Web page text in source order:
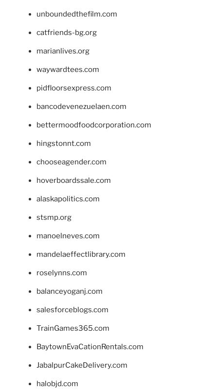
unboundedthefilm.com
catfriends-bg.org
marianlives.org
waywardtees.com
pidfloorsexpress.com
bancodevenezuelaen.com
bettermoodfoodcorporation.com
hingstonnt.com
chooseagender.com
hoverboardssale.com
alaskapolitics.com
stsmp.org
manoelneves.com
mandelaeffectlibrary.com
roselynns.com
balanceyoganj.com
salesforceblogs.com
TrainGames365.com
BaytownEvaCationRentals.com
JabalpurCakeDelivery.com
halobjd.com